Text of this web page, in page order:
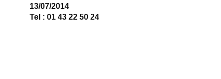
13/07/2014
Tel : 01 43 22 50 24